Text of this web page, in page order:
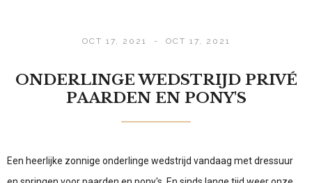
OCT 17, 2021 - OCT 17, 2021
ONDERLINGE WEDSTRIJD PRIVÉ
PAARDEN EN PONY'S
Een heerlijke zonnige onderlinge wedstrijd vandaag met dressuur